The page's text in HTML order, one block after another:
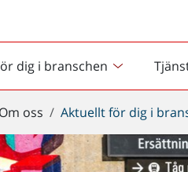
dig i branschen
Om oss Aktuellt för dig i